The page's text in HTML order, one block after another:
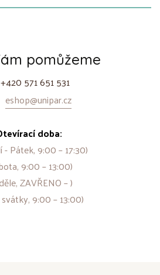
pomůžeme
+420 571 651 531
eshop@unipar.cz
doba:
- Pátek, 9:00 – 17:30)
9:00 – 13:00)
ZAVŘENO – )
9:00 – 13:00)